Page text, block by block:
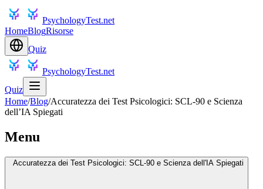
PsychologyTest.net
HomeBlogRisorse
Quiz
PsychologyTest.net
Quiz
Home/Blog/Accuratezza dei Test Psicologici: SCL-90 e Scienza
dell’IA Spiegati
Menu
Accuratezza dei Test Psicologici: SCL-90 e Scienza dell'IA Spiegati